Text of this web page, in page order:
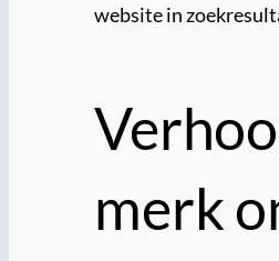
website in
merk